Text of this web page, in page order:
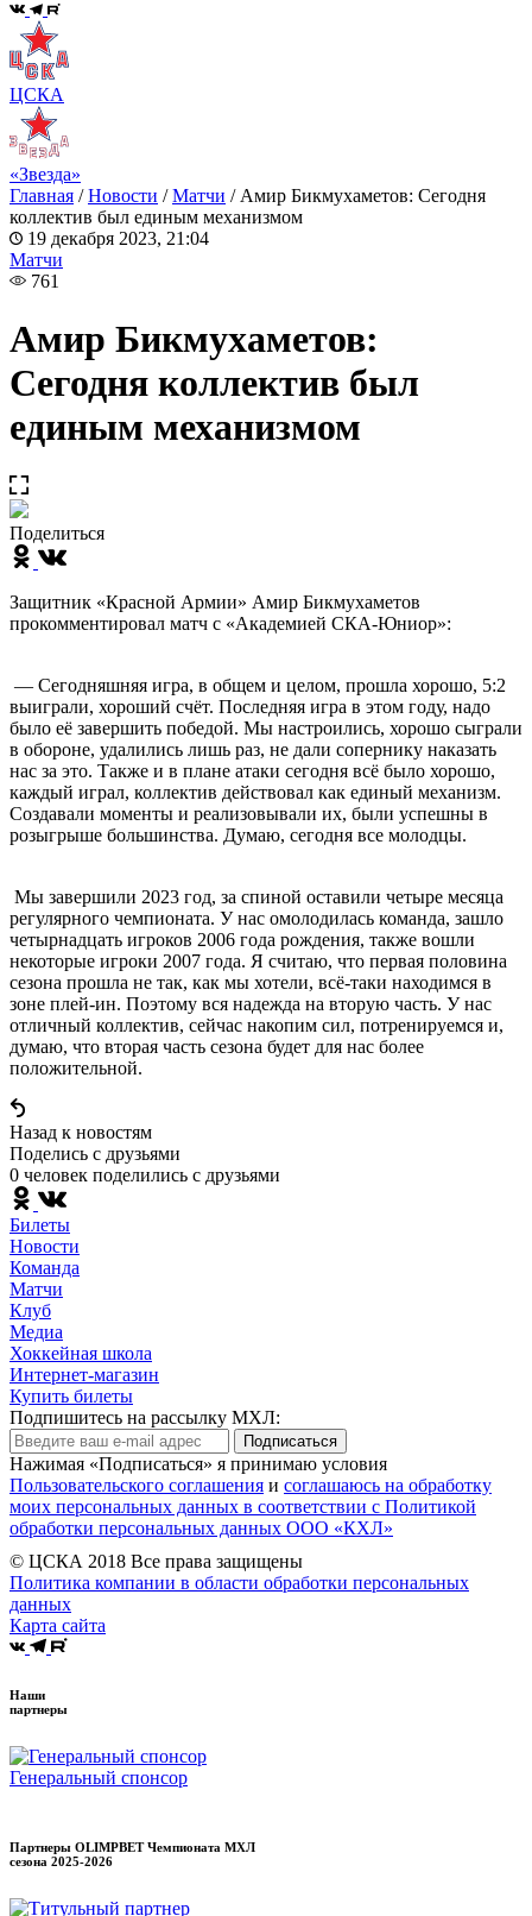
ЦСКА
«Звезда»
Главная /Новости /Матчи / Амир Бикмухаметов: Сегодня
коллектив был единым механизмом
19 декабря 2023, 21:04
Матчи
761
Амир Бикмухаметов:
Сегодня коллектив был
единым механизмом
Поделиться
Защитник «Красной Армии» Амир Бикмухаметов
прокомментировал матч с «Академией СКА-Юниор»:
— Сегодняшняя игра, в общем и целом, прошла хорошо, 5:2
выиграли, хороший счёт. Последняя игра в этом году, надо
было её завершить победой. Мы настроились, хорошо сыграли
в обороне, удалились лишь раз, не дали сопернику наказать
нас за это. Также и в плане атаки сегодня всё было хорошо,
каждый играл, коллектив действовал как единый механизм.
Создавали моменты и реализовывали их, были успешны в
розыгрыше большинства. Думаю, сегодня все молодцы.
Мы завершили 2023 год, за спиной оставили четыре месяца
регулярного чемпионата. У нас омолодилась команда, зашло
четырнадцать игроков 2006 года рождения, также вошли
некоторые игроки 2007 года. Я считаю, что первая половина
сезона прошла не так, как мы хотели, всё-таки находимся в
зоне плей-ин. Поэтому вся надежда на вторую часть. У нас
отличный коллектив, сейчас накопим сил, потренируемся и,
думаю, что вторая часть сезона будет для нас более
положительной.
Назад к новостям
Поделись c друзьями
0 человек поделились c друзьями
Билеты
Новости
Команда
Матчи
Клуб
Медиа
Хоккейная школа
Интернет-магазин
Купить билеты
Подпишитесь на рассылку МХЛ:
Подписаться
Нажимая «Подписаться» я принимаю условия
Пользовательского соглашения и соглашаюсь на обработку
моих персональных данных в соответствии с Политикой
обработки персональных данных ООО «КХЛ»
© ЦСКА 2018 Все права защищены
Политика компании в области обработки персональных
данных
Карта сайта
Наши
партнеры
Генеральный спонсор
Партнеры OLIMPBET Чемпионата МХЛ
сезона 2025-2026